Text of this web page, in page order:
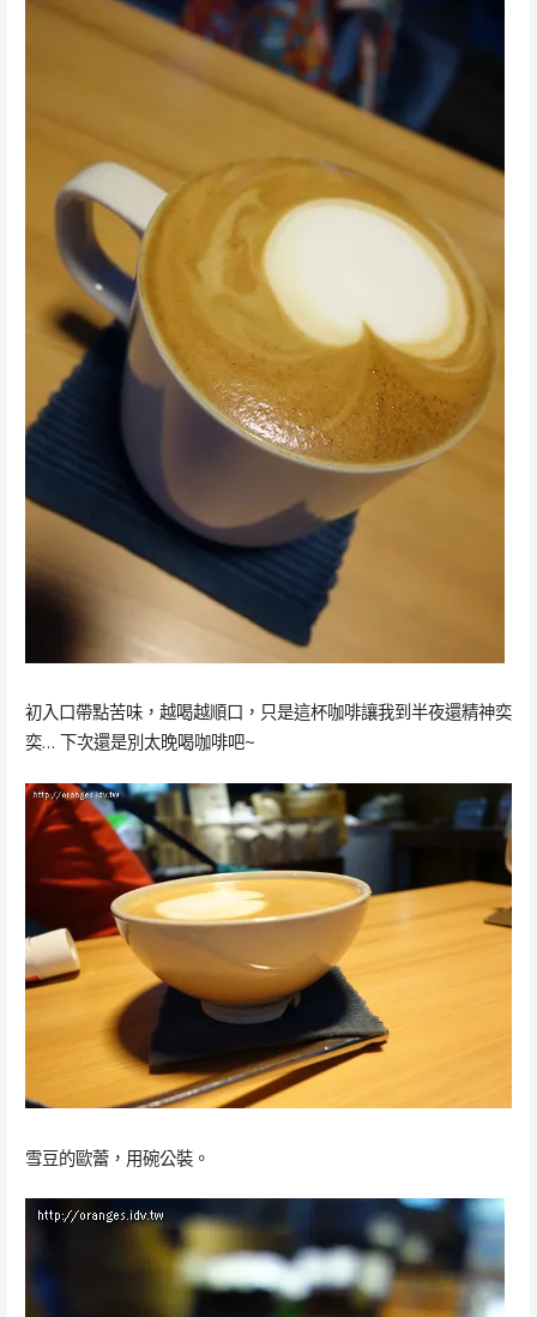
初入口帶點苦味，越喝越順口，只是這杯咖啡讓我到半夜還精神奕
奕… 下次還是別太晚喝咖啡吧~
雪豆的歐蕾，用碗公裝。